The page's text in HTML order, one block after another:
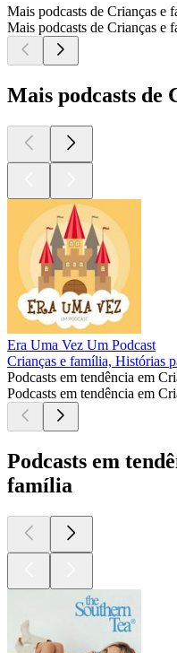
Mais podcasts de Crianças e
Mais podcasts de Crianças e
Mais podcasts de
Era Uma Vez Um Podcast
Crianças e família, Histórias
Podcasts em tendência em
Podcasts em tendência em
Podcasts em
família